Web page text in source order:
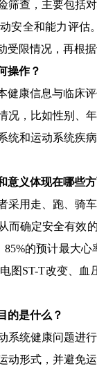
筛查，主要包括
安全和能力评
受限情况，再根
操作？
健康信息与临床
况，比如性别、
统和运动系统疾
意义体现在哪些
采用走、跑、骑
而确定安全有效
的预计最大
图ST-T改变、
的是什么？
系统健康问题进
动形式，并避免